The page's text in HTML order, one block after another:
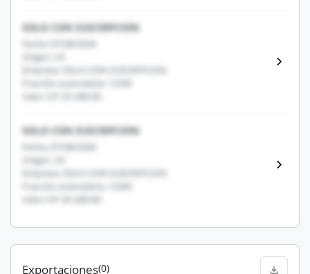
SOLO CON SUSCRIPCION
Fecha: 07/08/2026
Origen: US
Empresa: SOLO CON SUSCRIPCION
Fracción arancelaria: 12345
Valor CIF: $1,000.00
SOLO CON SUSCRIPCION
Fecha: 07/08/2026
Origen: US
Empresa: SOLO CON SUSCRIPCION
Fracción arancelaria: 12345
Valor CIF: $1,000.00
Exportaciones(0)